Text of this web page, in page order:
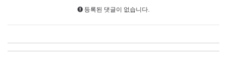
등록된 댓글이 없습니다.